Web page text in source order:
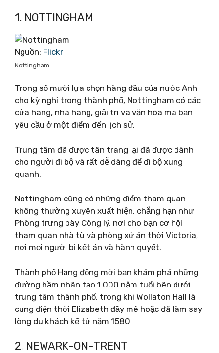
1. NOTTINGHAM
Nguồn: Flickr
Nottingham
Trong số mười lựa chọn hàng đầu của nước Anh
cho kỳ nghỉ trong thành phố, Nottingham có các
cửa hàng, nhà hàng, giải trí và văn hóa mà bạn
yêu cầu ở một điểm đến lịch sử.
Trung tâm đã được tân trang lại đã được dành
cho người đi bộ và rất dễ dàng để đi bộ xung
quanh.
Nottingham cũng có những điểm tham quan
không thường xuyên xuất hiện, chẳng hạn như
Phòng trưng bày Công lý, nơi cho bạn cơ hội
tham quan nhà tù và phòng xử án thời Victoria,
nơi mọi người bị kết án và hành quyết.
Thành phố Hang động mời bạn khám phá những
đường hầm nhân tạo 1.000 năm tuổi bên dưới
trung tâm thành phố, trong khi Wollaton Hall là
cung điện thời Elizabeth đầy mê hoặc đã làm say
lòng du khách kể từ năm 1580.
2. NEWARK-ON-TRENT